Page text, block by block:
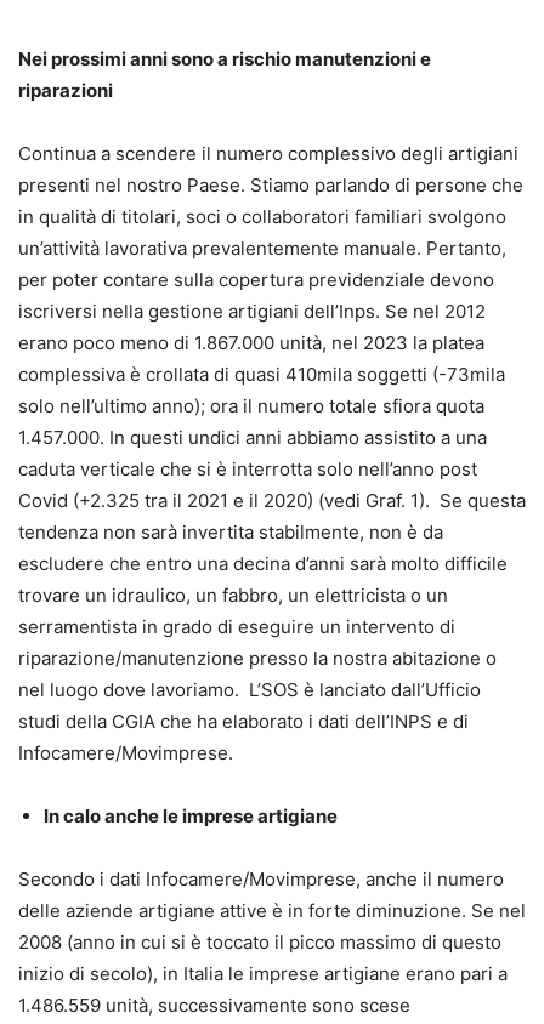
Nei prossimi anni sono a rischio manutenzioni e
riparazioni
Continua a scendere il numero complessivo degli artigiani
presenti nel nostro Paese. Stiamo parlando di persone che
in qualità di titolari, soci o collaboratori familiari svolgono
un’attività lavorativa prevalentemente manuale. Pertanto,
per poter contare sulla copertura previdenziale devono
iscriversi nella gestione artigiani dell’Inps. Se nel 2012
erano poco meno di 1.867.000 unità, nel 2023 la platea
complessiva è crollata di quasi 410mila soggetti (-73mila
solo nell’ultimo anno); ora il numero totale sfiora quota
1.457.000. In questi undici anni abbiamo assistito a una
caduta verticale che si è interrotta solo nell’anno post
Covid (+2.325 tra il 2021 e il 2020) (vedi Graf. 1). Se questa
tendenza non sarà invertita stabilmente, non è da
escludere che entro una decina d’anni sarà molto difficile
trovare un idraulico, un fabbro, un elettricista o un
serramentista in grado di eseguire un intervento di
riparazione/manutenzione presso la nostra abitazione o
nel luogo dove lavoriamo. L’SOS è lanciato dall’Ufficio
studi della CGIA che ha elaborato i dati dell’INPS e di
Infocamere/Movimprese.
In calo anche le imprese artigiane
Secondo i dati Infocamere/Movimprese, anche il numero
delle aziende artigiane attive è in forte diminuzione. Se nel
2008 (anno in cui si è toccato il picco massimo di questo
inizio di secolo), in Italia le imprese artigiane erano pari a
1.486.559 unità, successivamente sono scese